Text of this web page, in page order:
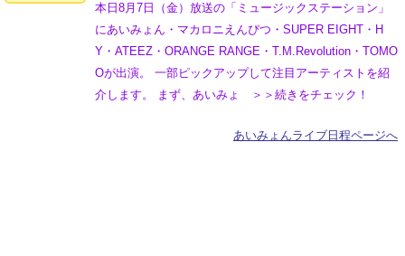
本日8月7日（金）放送の「ミュージックステーション」
にあいみょん・マカロニえんぴつ・SUPER EIGHT・H
Y・ATEEZ・ORANGE RANGE・T.M.Revolution・TOMO
Oが出演。 一部ピックアップして注目アーティストを紹
介します。 まず、あいみょ ＞＞続きをチェック！
あいみょんライブ日程ページへ